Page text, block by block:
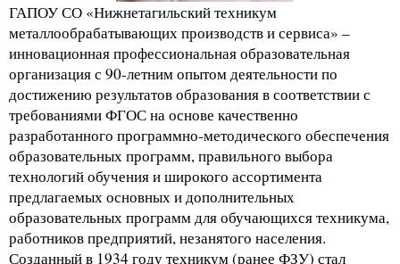
ГАПОУ СО «Нижнетагильский техникум
металлообрабатывающих производств и сервиса» –
инновационная профессиональная образовательная
организация с 90-летним опытом деятельности по
достижению результатов образования в соответствии с
требованиями ФГОС на основе качественно
разработанного программно-методического обеспечения
образовательных программ, правильного выбора
технологий обучения и широкого ассортимента
предлагаемых основных и дополнительных
образовательных программ для обучающихся техникума,
работников предприятий, незанятого населения.
Созданный в 1934 году техникум (ранее ФЗУ) стал